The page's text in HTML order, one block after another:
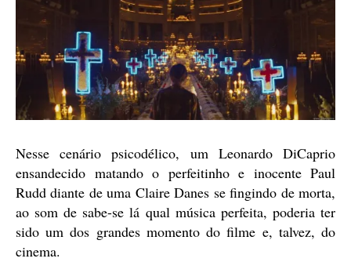
Nesse cenário psicodélico, um Leonardo DiCaprio
ensandecido matando o perfeitinho e inocente Paul
Rudd diante de uma Claire Danes se fingindo de morta,
ao som de sabe-se lá qual música perfeita, poderia ter
sido um dos grandes momento do filme e, talvez, do
cinema.